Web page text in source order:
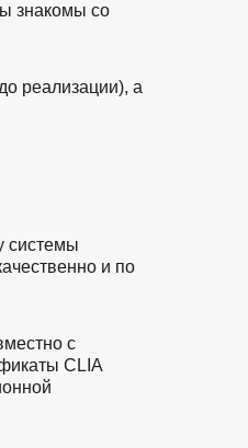
знакомы со
реализации), а
системы
и по
с
CLIA